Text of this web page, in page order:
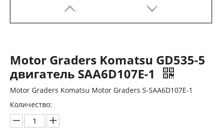
Motor Graders Komatsu GD535-5
двигатель SAA6D107E-1
Motor Graders Komatsu Motor Graders S-SAA6D107E-1
Количество: